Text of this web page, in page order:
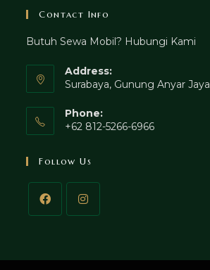
Contact Info
Butuh Sewa Mobil? Hubungi Kami
Address:
Surabaya, Gunung Anyar Jaya
Phone:
+62 812-5266-6966
Follow Us